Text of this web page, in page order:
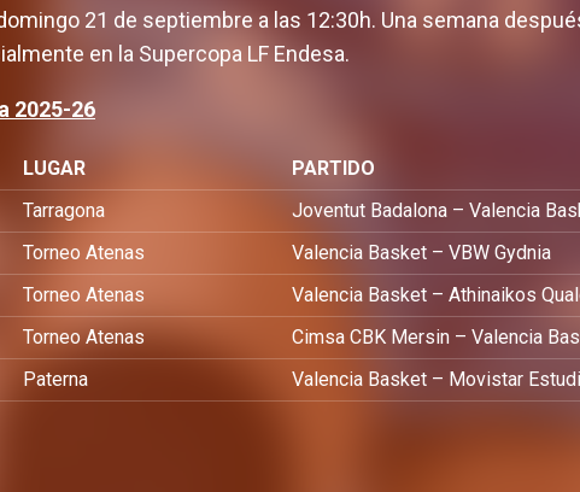
21 de septiembre a las 12:30h. Una semana
en la Supercopa LF Endesa.
2025-26
LUGAR
PARTIDO
Tarragona
Joventut Badalona – Valencia
Torneo Atenas
Valencia Basket – VBW Gydnia
Torneo Atenas
Valencia Basket – Athinaikos
Torneo Atenas
Cimsa CBK Mersin – Valencia
Paterna Valencia Basket – Movistar